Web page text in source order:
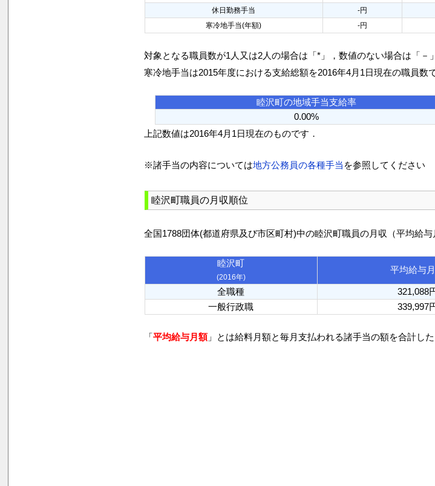
休日勤務手当
-円
寒冷地手当(年額)
-円
対象となる職員数が1人又は2人の場合は「*」，数値のない場合は「－
寒冷地手当は2015年度における支給総額を2016年4月1日現在の職員数
睦沢町の地域手当支給率
0.00%
上記数値は2016年4月1日現在のものです．
※諸手当の内容については地方公務員の各種手当 を参照してください
睦沢町職員の月収順位
全国1788団体(都道府県及び市区町村)中の睦沢町職員の月収（平均給与
睦沢町
(2016年)
平均給与
全職種 321,088
一般行政職
339,997
「平均給与月額」とは給料月額と毎月支払われる諸手当の額を合計した